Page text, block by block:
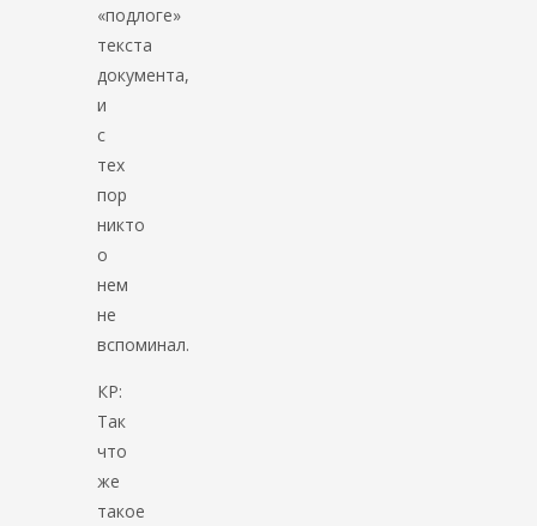
«подлоге»
текста
документа,
и
с
тех
пор
никто
о
нем
не
вспоминал.
КР:
Так
что
же
такое